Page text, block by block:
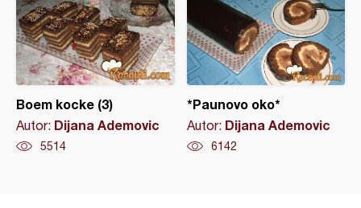
Boem kocke (3)
Autor: Dijana Ademovic
5514
*Paunovo oko*
Autor: Dijana Ademovic
6142